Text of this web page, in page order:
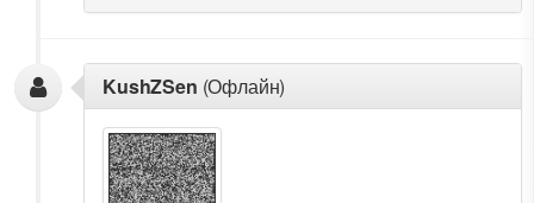
KushZSen (Офлайн)